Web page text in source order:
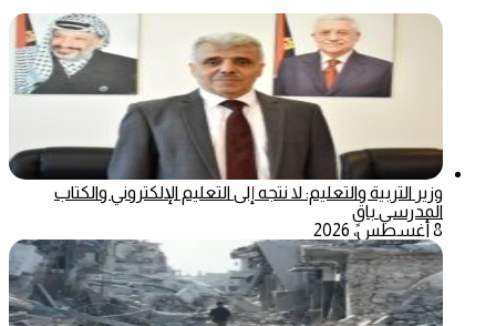
وزير التربية والتعليم: لا نتجه إلى التعليم الإلكتروني والكتاب
المدرسي باقٍ
8 أغسطس، 2026